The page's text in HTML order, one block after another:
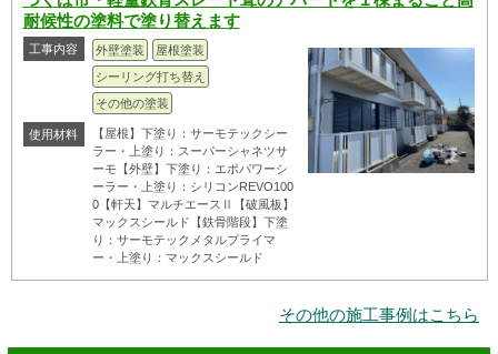
耐候性の塗料で塗り替えます
工事内容 外壁塗装
屋根塗装
シーリング打ち替え
その他の塗装
使用材料
【屋根】下塗り：サーモテックシー
ラー・上塗り：スーパーシャネツサ
ーモ【外壁】下塗り：エポパワーシ
ーラー・上塗り：シリコンREVO100
0【軒天】マルチエースⅡ【破風板】
マックスシールド【鉄骨階段】下塗
り：サーモテックメタルプライマ
ー・上塗り：マックスシールド
その他の施工事例はこちら